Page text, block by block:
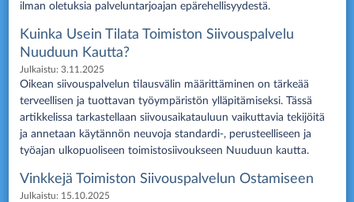
ilman oletuksia palveluntarjoajan epärehellisyydestä.
Kuinka Usein Tilata Toimiston Siivouspalvelu
Nuuduun Kautta?
Julkaistu: 3.11.2025
Oikean siivouspalvelun tilausvälin määrittäminen on tärkeää
terveellisen ja tuottavan työympäristön ylläpitämiseksi. Tässä
artikkelissa tarkastellaan siivousaikatauluun vaikuttavia tekijöitä
ja annetaan käytännön neuvoja standardi-, perusteelliseen ja
työajan ulkopuoliseen toimistosiivoukseen Nuuduun kautta.
Vinkkejä Toimiston Siivouspalvelun Ostamiseen
Julkaistu: 15.10.2025